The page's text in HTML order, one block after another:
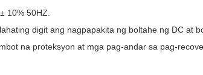
10% 50HZ.
digit ang nagpapakita ng boltahe ng DC at
na proteksyon at mga pag-andar sa pag-